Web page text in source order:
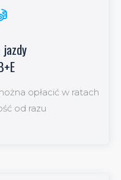
opłacić w ratach
od razu